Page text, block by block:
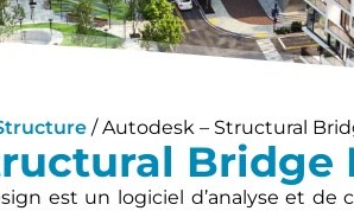
/ Autodesk – Structural
Bridge
est un logiciel d’analyse et